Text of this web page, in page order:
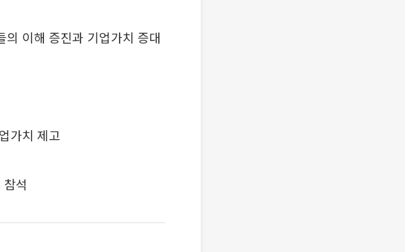
이해 증진과 기업가치 증대
가치 제고
석